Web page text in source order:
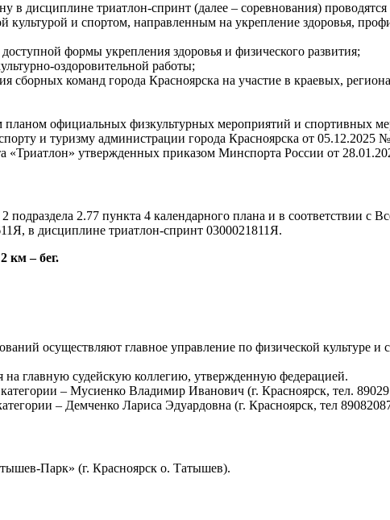
в дисциплине триатлон-спринт (далее – соревнования)
культурой и спортом, направленным на укрепление здоровья,
формы укрепления здоровья и физического развития;
оздоровительной работы;
команд города Красноярска на участие в краевых,
планом официальных физкультурных мероприятий и спортивных
и туризму администрации города Красноярска от 05.12.2025
«Триатлон» утвержденных приказом Минспорта России от
2.77 пункта 4 календарного плана и в соответствии с
в дисциплине триатлон-спринт 0300021811Я.
км – бег.
осуществляют главное управление по физической культуре
на главную судейскую коллегию, утвержденную федерацией.
– Мусиенко Владимир Иванович (г. Красноярск, тел.
– Демченко Лариса Эдуардовна (г. Красноярск, тел
Парк» (г. Красноярск о. Татышев).